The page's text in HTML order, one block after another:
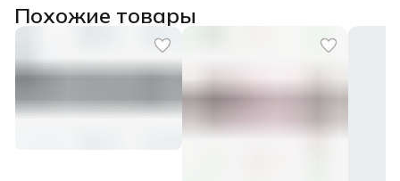
Похожие товары